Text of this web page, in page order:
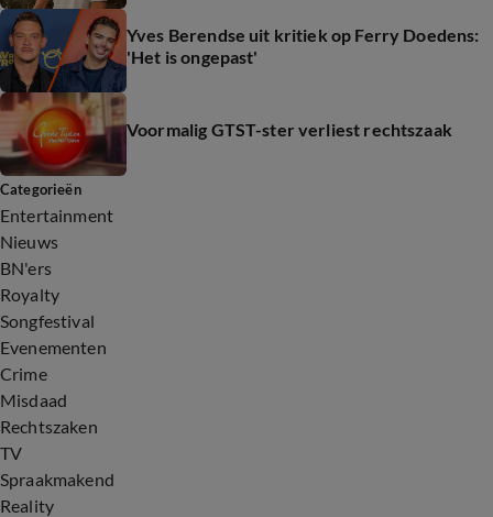
Yves Berendse uit kritiek op Ferry Doedens:
'Het is ongepast'
Voormalig GTST-ster verliest rechtszaak
Categorieën
Entertainment
Nieuws
BN'ers
Royalty
Songfestival
Evenementen
Crime
Misdaad
Rechtszaken
TV
Spraakmakend
Reality